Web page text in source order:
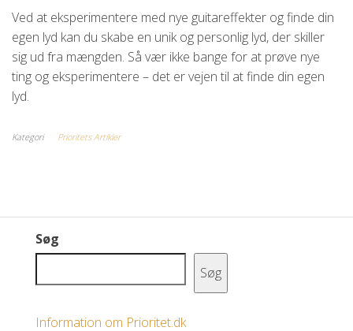
Ved at eksperimentere med nye guitareffekter og finde din
egen lyd kan du skabe en unik og personlig lyd, der skiller
sig ud fra mængden. Så vær ikke bange for at prøve nye
ting og eksperimentere – det er vejen til at finde din egen
lyd.
Kategori Prioritets Artikler
Søg
Søg
Information om Prioritet.dk